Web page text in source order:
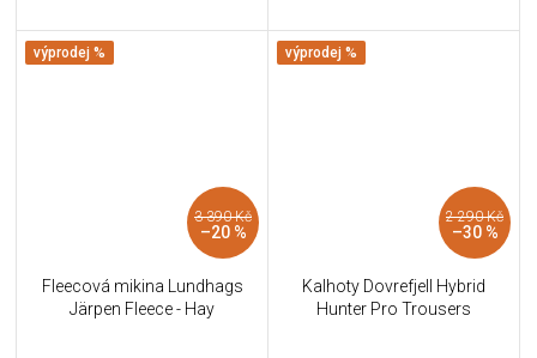
výprodej %
3 390 Kč
–20 %
Fleecová mikina Lundhags
Järpen Fleece - Hay
výprodej %
2 290 Kč
–30 %
Kalhoty Dovrefjell Hybrid
Hunter Pro Trousers